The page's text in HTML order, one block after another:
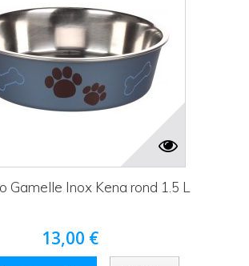
Gamelle Inox Kena rond 1.5 L
13,00 €